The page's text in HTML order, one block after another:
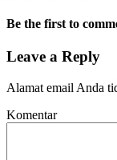
Be the first to
Leave a Reply
Alamat email Anda
Komentar